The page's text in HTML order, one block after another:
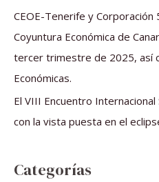
CEOE-Tenerife y
Coyuntura Económica de
tercer trimestre de 2025, así
Económicas.
El VIII Encuentro
con la vista puesta en el
Categorías